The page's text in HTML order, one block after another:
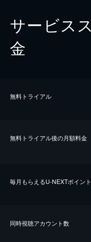
サービス
金
無料トライアル
無料トライアル後の⽉額料金
毎⽉もらえるU-NEXTポイント
同時視聴アカウント数